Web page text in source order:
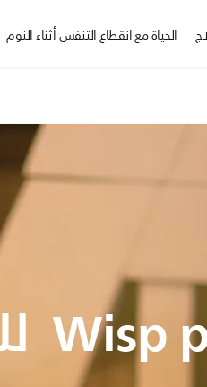
الحياة مع انقطاع التنفس أثناء النوم